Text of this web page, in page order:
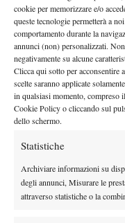
cookie per memorizzare e/o
queste tecnologie permetterà a
comportamento durante la
annunci (non) personalizzati.
negativamente su alcune
Clicca qui sotto per acconsentire
scelte saranno applicate
in qualsiasi momento, compreso
Cookie Policy o cliccando sul
dello schermo.
Statistiche
Archiviare informazioni su
degli annunci, Misurare le
attraverso statistiche o la
Nonostante la sconfitta,
migliorato il primo turno
classifica mondiale
questo successo, invece,
lasesta volta gli ottavi
Londra nel 2014
quattro set. Nel
Fery , autore di un
Bergs.